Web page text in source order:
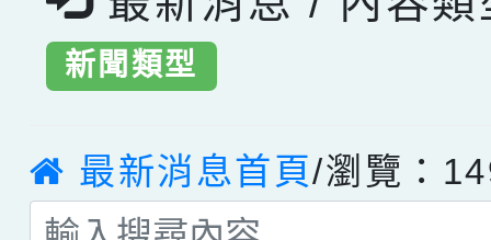
新聞類型
最新消息首頁/瀏覽：